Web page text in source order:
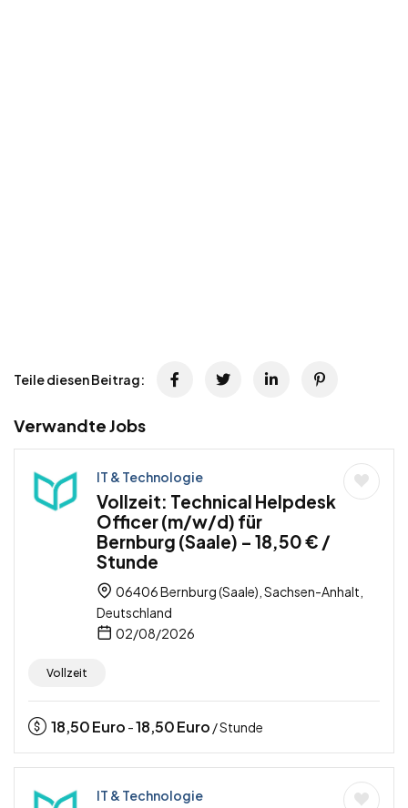
Teile diesen Beitrag:
Verwandte Jobs
IT & Technologie
Vollzeit: Technical Helpdesk
Officer (m/w/d) für
Bernburg (Saale) – 18,50 € /
Stunde
06406 Bernburg (Saale), Sachsen-Anhalt,
Deutschland
02/08/2026
Vollzeit
18,50Euro -18,50Euro / Stunde
IT & Technologie